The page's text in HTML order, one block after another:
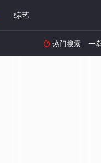
综艺
 热门搜索 一